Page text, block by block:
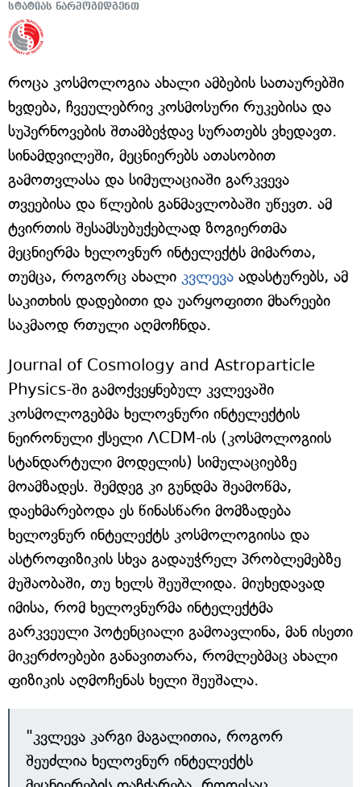
სტატიას წარმოგიდგენთ
როცა კოსმოლოგია ახალი ამბების სათაურებში
ხვდება, ჩვეულებრივ კოსმოსური რუკებისა და
სუპერნოვების შთამბეჭდავ სურათებს ვხედავთ.
სინამდვილეში, მეცნიერებს ათასობით
გამოთვლასა და სიმულაციაში გარკვევა
თვეებისა და წლების განმავლობაში უწევთ. ამ
ტვირთის შესამსუბუქებლად ზოგიერთმა
მეცნიერმა ხელოვნურ ინტელექტს მიმართა,
თუმცა, როგორც ახალი კვლევა ადასტურებს, ამ
საკითხის დადებითი და უარყოფითი მხარეები
საკმაოდ რთული აღმოჩნდა.
Journal of Cosmology and Astroparticle
Physics-ში გამოქვეყნებულ კვლევაში
კოსმოლოგებმა ხელოვნური ინტელექტის
ნეირონული ქსელი ΛCDM-ის (კოსმოლოგიის
სტანდარტული მოდელის) სიმულაციებზე
მოამზადეს. შემდეგ კი გუნდმა შეამოწმა,
დაეხმარებოდა ეს წინასწარი მომზადება
ხელოვნურ ინტელექტს კოსმოლოგიისა და
ასტროფიზიკის სხვა გადაუჭრელ პრობლემებზე
მუშაობაში, თუ ხელს შეუშლიდა. მიუხედავად
იმისა, რომ ხელოვნურმა ინტელექტმა
გარკვეული პოტენციალი გამოავლინა, მან ისეთი
მიკერძოებები განავითარა, რომლებმაც ახალი
ფიზიკის აღმოჩენას ხელი შეუშალა.
"კვლევა კარგი მაგალითია, როგორ
შეუძლია ხელოვნურ ინტელექტს